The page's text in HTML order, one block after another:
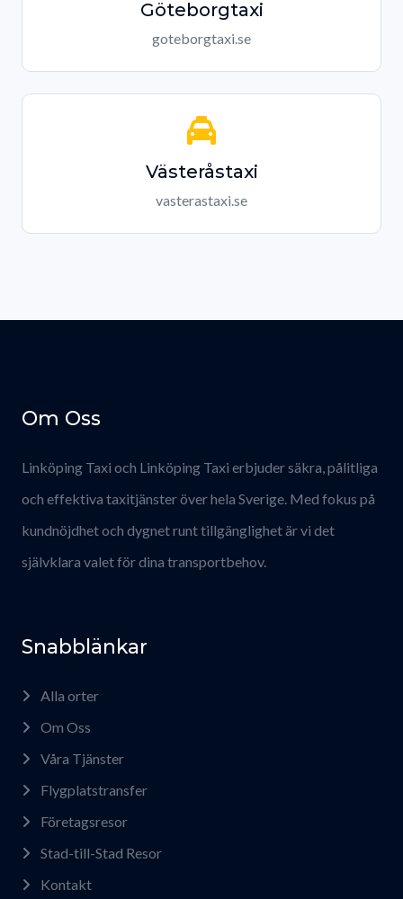
Göteborgtaxi
goteborgtaxi.se
Västeråstaxi
vasterastaxi.se
Om Oss
Linköping Taxi och Linköping Taxi erbjuder säkra, pålitliga
och effektiva taxitjänster över hela Sverige. Med fokus på
kundnöjdhet och dygnet runt tillgänglighet är vi det
självklara valet för dina transportbehov.
Snabblänkar
Alla orter
Om Oss
Våra Tjänster
Flygplatstransfer
Företagsresor
Stad-till-Stad Resor
Kontakt